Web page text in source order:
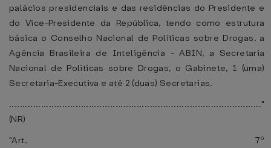
palácios presidenciais e das residências do Presidente e
do Vice-Presidente da República, tendo como estrutura
básica o Conselho Nacional de Políticas sobre Drogas, a
Agência Brasileira de Inteligência - ABIN, a Secretaria
Nacional de Políticas sobre Drogas, o Gabinete, 1 (uma)
Secretaria-Executiva e até 2 (duas) Secretarias.
..............................................................................................."
(NR)
"Art. 7º